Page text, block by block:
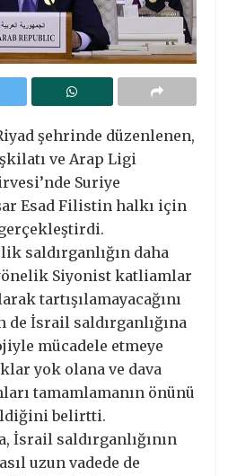
şehrinde düzenlenen,
ve Arap Ligi
Suriye
Esad Filistin halkı için
saldırganlığın daha
Siyonist katliamlar
tartışılamayacağını
de İsrail saldırganlığına
mücadele etmeye
yok olana ve dava
tamamlamanın önünü
belirtti.
İsrail saldırganlığının
uzun vadede de